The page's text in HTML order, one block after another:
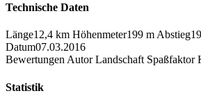
Technische Daten
Länge12,4 km Höhenmeter199 m Abstieg
Datum07.03.2016
Bewertungen Autor Landschaft Spaßfaktor
Statistik